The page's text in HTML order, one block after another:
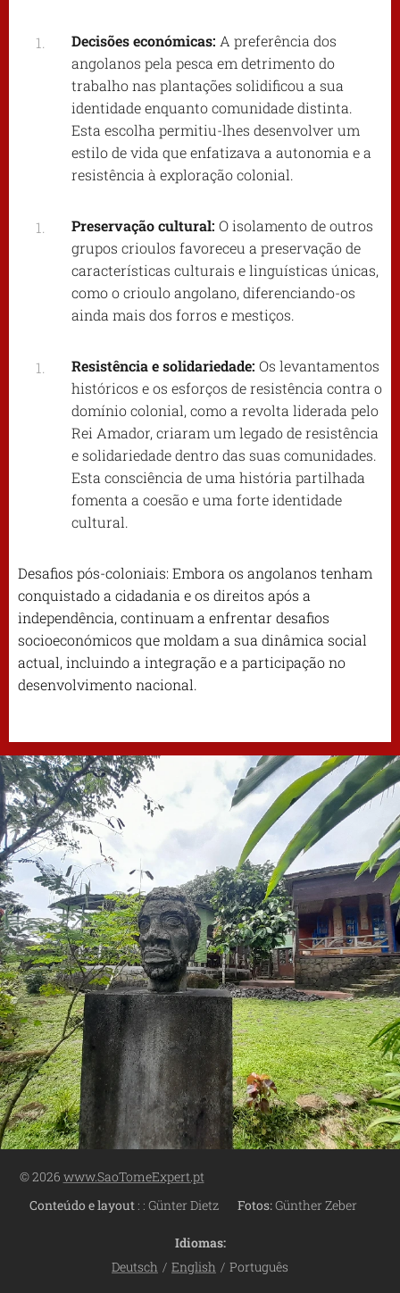
Decisões económicas: A preferência dos
angolanos pela pesca em detrimento do
trabalho nas plantações solidificou a sua
identidade enquanto comunidade distinta.
Esta escolha permitiu-lhes desenvolver um
estilo de vida que enfatizava a autonomia e a
resistência à exploração colonial.
Preservação cultural: O isolamento de outros
grupos crioulos favoreceu a preservação de
características culturais e linguísticas únicas,
como o crioulo angolano, diferenciando-os
ainda mais dos forros e mestiços.
Resistência e solidariedade: Os levantamentos
históricos e os esforços de resistência contra o
domínio colonial, como a revolta liderada pelo
Rei Amador, criaram um legado de resistência
e solidariedade dentro das suas comunidades.
Esta consciência de uma história partilhada
fomenta a coesão e uma forte identidade
cultural.
Desafios pós-coloniais: Embora os angolanos tenham
conquistado a cidadania e os direitos após a
independência, continuam a enfrentar desafios
socioeconómicos que moldam a sua dinâmica social
actual, incluindo a integração e a participação no
desenvolvimento nacional.
.
© 2026 www.SaoTomeExpert.pt
Conteúdo e layout : : Günter Dietz Fotos:Günther Zeber
Idiomas
Deutsch
English Português